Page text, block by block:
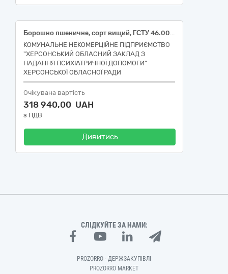
Борошно пшеничне, сорт вищий, ГСТУ 46.004, Рис круглозернистий шліфований, сорт перший, Крупа пшоняна шліфована, сорт перший, Пластівці вівсяні Геркулес
КОМУНАЛЬНЕ НЕКОМЕРЦІЙНЕ ПІДПРИЄМСТВО
"ХЕРСОНСЬКИЙ ОБЛАСНИЙ ЗАКЛАД З
НАДАННЯ ПСИХІАТРИЧНОЇ ДОПОМОГИ"
ХЕРСОНСЬКОЇ ОБЛАСНОЇ РАДИ
Очікувана вартість
318 940,00 UAH
з ПДВ
Дивитись
СЛІДКУЙТЕ ЗА НАМИ:
PROZORRO - ДЕРЖЗАКУПІВЛІ
PROZORRO MARKET